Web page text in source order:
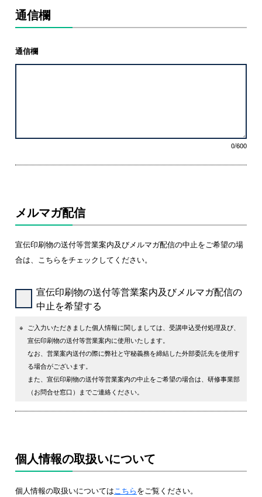
通信欄
通信欄
0/600
メルマガ配信
宣伝印刷物の送付等営業案内及びメルマガ配信の中止をご希望の場
合は、こちらをチェックしてください。
宣伝印刷物の送付等営業案内及びメルマガ配信の
中止を希望する
※
ご入力いただきました個人情報に関しましては、受講申込受付処理及び、
宣伝印刷物の送付等営業案内に使用いたします。
なお、営業案内送付の際に弊社と守秘義務を締結した外部委託先を使用す
る場合がございます。
また、宣伝印刷物の送付等営業案内の中止をご希望の場合は、研修事業部
（お問合せ窓口）までご連絡ください。
個人情報の取扱いについて
個人情報の取扱いについてはこちらをご覧ください。